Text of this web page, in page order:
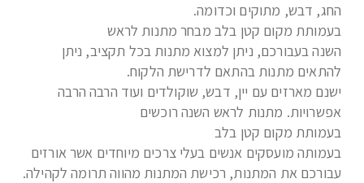
החג, דבש, מתוקים וכדומה.
בעמותת מקום קטן בלב מבחר מתנות לראש
השנה בעבורכם, ניתן למצוא מתנות בכל תקציב, ניתן
להתאים מתנות בהתאם לדרישת הלקוח.
ישנם מארזים עם יין, דבש, שוקולדים ועוד הרבה הרבה
אפשרויות. מתנות לראש השנה רוכשים
בעמותת מקום קטן בלב
בעמותה מועסקים אנשים בעלי צרכים מיוחדים אשר אורזים
עבורכם את המתנות, רכישת המתנות מהווה תרומה לקהילה.